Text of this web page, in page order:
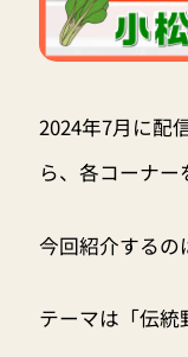
2024年7月に配
ら、各コーナー
今回紹介するの
テーマは「伝統